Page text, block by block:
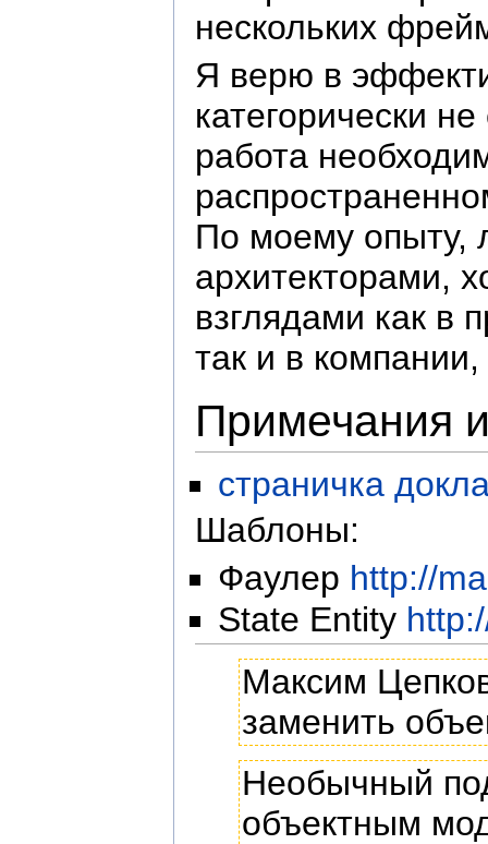
нескольких
Я верю в
категорически
работа
По моему опыту,
архитекторами,
взглядами как в
так и в компании,
Примечания
страничка
Шаблоны:
Фаулер http://
State Entity
Максим
заменить
Необычный
объектным